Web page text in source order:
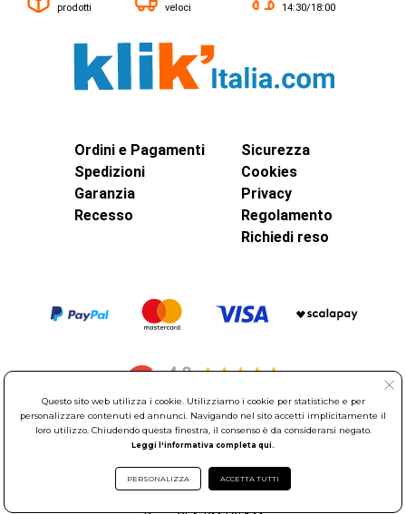
prodotti
veloci
14:30/18:00
Ordini e Pagamenti
Spedizioni
Garanzia
Recesso
Sicurezza
Cookies
Privacy
Regolamento
Richiedi reso
© Elettroservice Spa - Sede Legale: Via Leonardo da Vinci, 40 -
00015 Monterotondo Scalo (RM)
Partita Iva: 01586761007 - Codice Fiscale: 06634500588 Capitale
Questo sito web utilizza i cookie. Utilizziamo i cookie per statistiche e per
personalizzare contenuti ed annunci. Navigando nel sito accetti implicitamente il
loro utilizzo. Chiudendo questa finestra, il consenso è da considerarsi negato.
Leggi l'informativa completa qui.
PERSONALIZZA ACCETTA TUTTI